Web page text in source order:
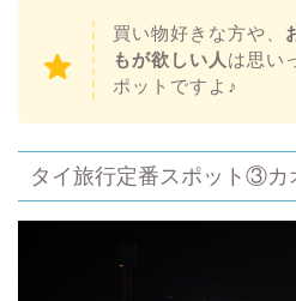
買い物好きな方や、
もが欲しい人 は思い
ポットですよ♪
タイ旅行定番スポット③カ